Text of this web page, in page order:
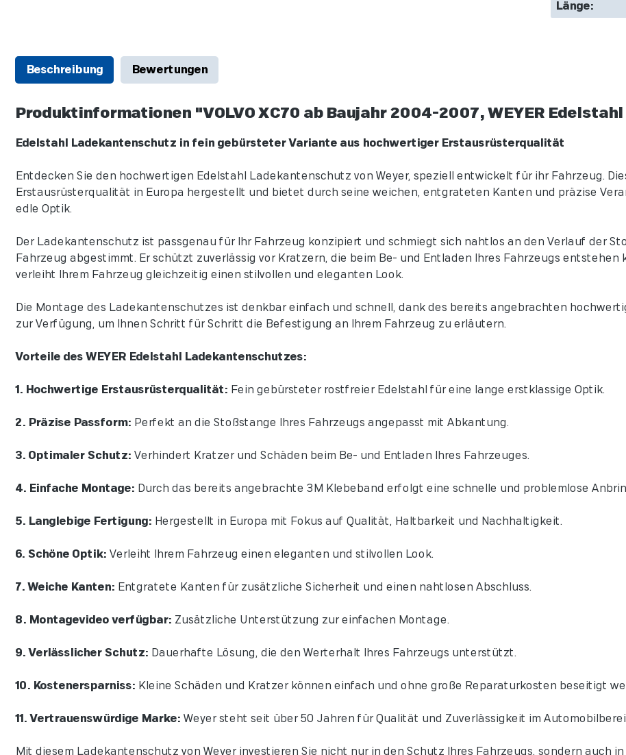
Länge:
Beschreibung Bewertungen
Produktinformationen "VOLVO XC70 ab Baujahr 2004-2007, WEYER
Edelstahl Ladekantenschutz in fein gebürsteter Variante aus hochwertiger Erstausrüsterqualität
Entdecken Sie den hochwertigen Edelstahl Ladekantenschutz von Weyer, speziell entwickelt für ihr Fahrzeug.
Erstausrüsterqualität in Europa hergestellt und bietet durch seine weichen, entgrateten Kanten und präzise
edle Optik.
Der Ladekantenschutz ist passgenau für Ihr Fahrzeug konzipiert und schmiegt sich nahtlos an den Verlauf der
Fahrzeug abgestimmt. Er schützt zuverlässig vor Kratzern, die beim Be- und Entladen Ihres Fahrzeugs entstehen
verleiht Ihrem Fahrzeug gleichzeitig einen stilvollen und eleganten Look.
Die Montage des Ladekantenschutzes ist denkbar einfach und schnell, dank des bereits angebrachten
zur Verfügung, um Ihnen Schritt für Schritt die Befestigung an Ihrem Fahrzeug zu erläutern.
Vorteile des WEYER Edelstahl Ladekantenschutzes:
1. Hochwertige Erstausrüsterqualität: Fein gebürsteter rostfreier Edelstahl für eine lange erstklassige Optik.
2. Präzise Passform: Perfekt an die Stoßstange Ihres Fahrzeugs angepasst mit Abkantung.
3. Optimaler Schutz: Verhindert Kratzer und Schäden beim Be- und Entladen Ihres Fahrzeuges.
4. Einfache Montage: Durch das bereits angebrachte 3M Klebeband erfolgt eine schnelle und problemlose
5. Langlebige Fertigung: Hergestellt in Europa mit Fokus auf Qualität, Haltbarkeit und Nachhaltigkeit.
6. Schöne Optik: Verleiht Ihrem Fahrzeug einen eleganten und stilvollen Look.
7. Weiche Kanten: Entgratete Kanten für zusätzliche Sicherheit und einen nahtlosen Abschluss.
8. Montagevideo verfügbar: Zusätzliche Unterstützung zur einfachen Montage.
9. Verlässlicher Schutz: Dauerhafte Lösung, die den Werterhalt Ihres Fahrzeugs unterstützt.
10. Kostenersparniss: Kleine Schäden und Kratzer können einfach und ohne große Reparaturkosten beseitigt
11. Vertrauenswürdige Marke: Weyer steht seit über 50 Jahren für Qualität und Zuverlässigkeit im
Mit diesem Ladekantenschutz von Weyer investieren Sie nicht nur in den Schutz Ihres Fahrzeugs, sondern auch